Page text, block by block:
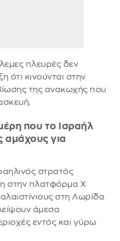
πλευρές δεν
ότι κινούνται στην
της ανακωχής που
που το Ισραήλ
αμάχους για
στρατός
στην πλατφόρμα Χ
στη Λωρίδα
άμεσα
εντός και γύρω